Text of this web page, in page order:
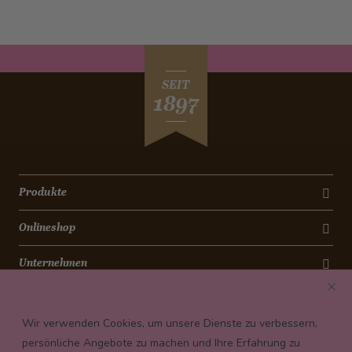
SEIT
1897
Produkte
Onlineshop
Unternehmen
Wir verwenden Cookies, um unsere Dienste zu verbessern,
persönliche Angebote zu machen und Ihre Erfahrung zu